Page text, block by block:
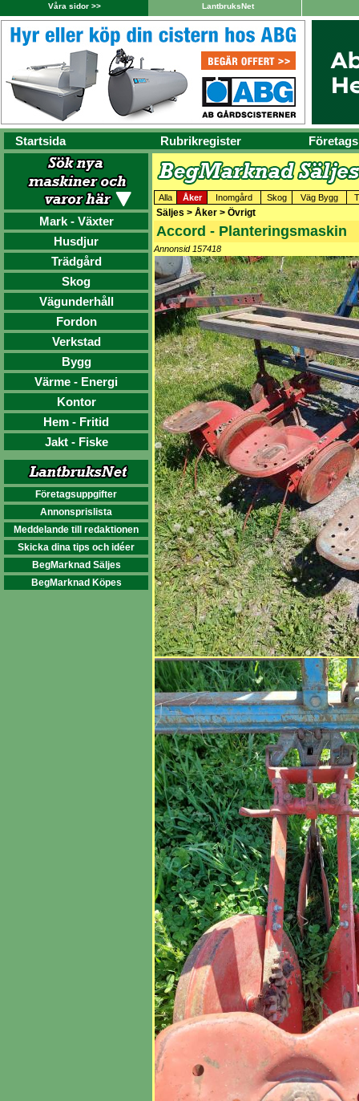
Våra sidor >> LantbruksNet
Startsida Rubrikregister
Mark - Växter
Husdjur
Trädgård
Skog
Vägunderhåll
Fordon
Verkstad
Bygg
Värme - Energi
Kontor
Hem - Fritid
Jakt - Fiske
Företagsuppgifter
Annonsprislista
Meddelande till redaktionen
Skicka dina tips och idéer
BegMarknad Säljes
BegMarknad Köpes
Alla Åker Inomgård Skog Väg Bygg
Säljes > Åker > Övrigt
Accord - Planteringsmaskin
Annonsid 157418